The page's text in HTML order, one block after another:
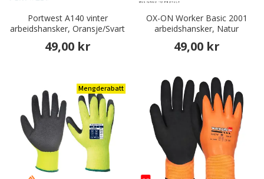
Portwest A140 vinter
arbeidshansker, Oransje/Svart
49,00 kr
OX-ON Worker Basic 2001
arbeidshansker, Natur
49,00 kr
Mengderabatt